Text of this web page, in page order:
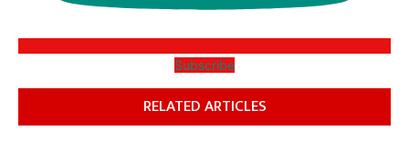
Subscribe
RELATED ARTICLES